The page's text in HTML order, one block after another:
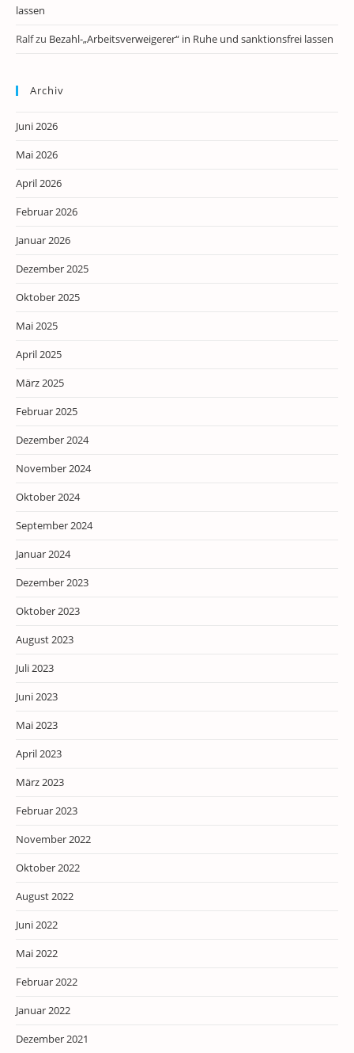
lassen
Ralfzu Bezahl-„Arbeitsverweigerer“ in Ruhe und sanktionsfrei lassen
Archiv
Juni 2026
Mai 2026
April 2026
Februar 2026
Januar 2026
Dezember 2025
Oktober 2025
Mai 2025
April 2025
März 2025
Februar 2025
Dezember 2024
November 2024
Oktober 2024
September 2024
Januar 2024
Dezember 2023
Oktober 2023
August 2023
Juli 2023
Juni 2023
Mai 2023
April 2023
März 2023
Februar 2023
November 2022
Oktober 2022
August 2022
Juni 2022
Mai 2022
Februar 2022
Januar 2022
Dezember 2021